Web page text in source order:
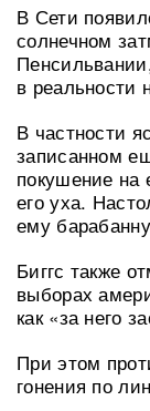
В Сети
солнечном
в реальности
В частности
записанном
покушение на
его уха.
ему
Биггс также
выборах
как «за него
При этом
гонения по